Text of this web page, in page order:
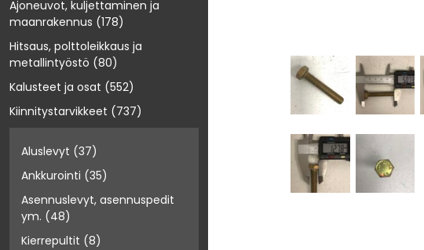
Ajoneuvot, kuljettaminen ja
maanrakennus (178)
Hitsaus, polttoleikkaus ja
metallintyöstö (80)
Kalusteet ja osat (552)
Kiinnitystarvikkeet (737)
Aluslevyt (37)
Ankkurointi (35)
Asennuslevyt, asennuspedit
ym. (48)
Kierrepultit (8)